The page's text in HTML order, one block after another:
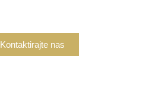
Kontaktirajte nas